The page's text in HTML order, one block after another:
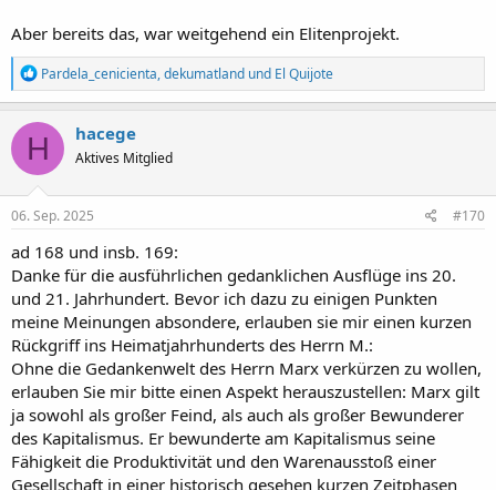
Aber bereits das, war weitgehend ein Elitenprojekt.
R
e
a
k
o
n
e
:
Pardela_cenicienta,dekumatland und El Quijote
H hacege
Aktives Mitglied
06. Sep. 2025 #170
ad 168 und insb. 169:
Danke für die ausführlichen gedanklichen Ausflüge ins 20.
und 21. Jahrhundert. Bevor ich dazu zu einigen Punkten
meine Meinungen absondere, erlauben sie mir einen kurzen
Rückgriff ins Heimatjahrhunderts des Herrn M.:
Ohne die Gedankenwelt des Herrn Marx verkürzen zu wollen,
erlauben Sie mir bitte einen Aspekt herauszustellen: Marx gilt
ja sowohl als großer Feind, als auch als großer Bewunderer
des Kapitalismus. Er bewunderte am Kapitalismus seine
Fähigkeit die Produktivität und den Warenausstoß einer
Gesellschaft in einer historisch gesehen kurzen Zeitphasen